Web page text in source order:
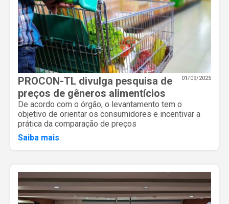
01/09/2025
PROCON-TL divulga pesquisa de
preços de gêneros alimentícios
De acordo com o órgão, o levantamento tem o
objetivo de orientar os consumidores e incentivar a
prática da comparação de preços
Saiba mais